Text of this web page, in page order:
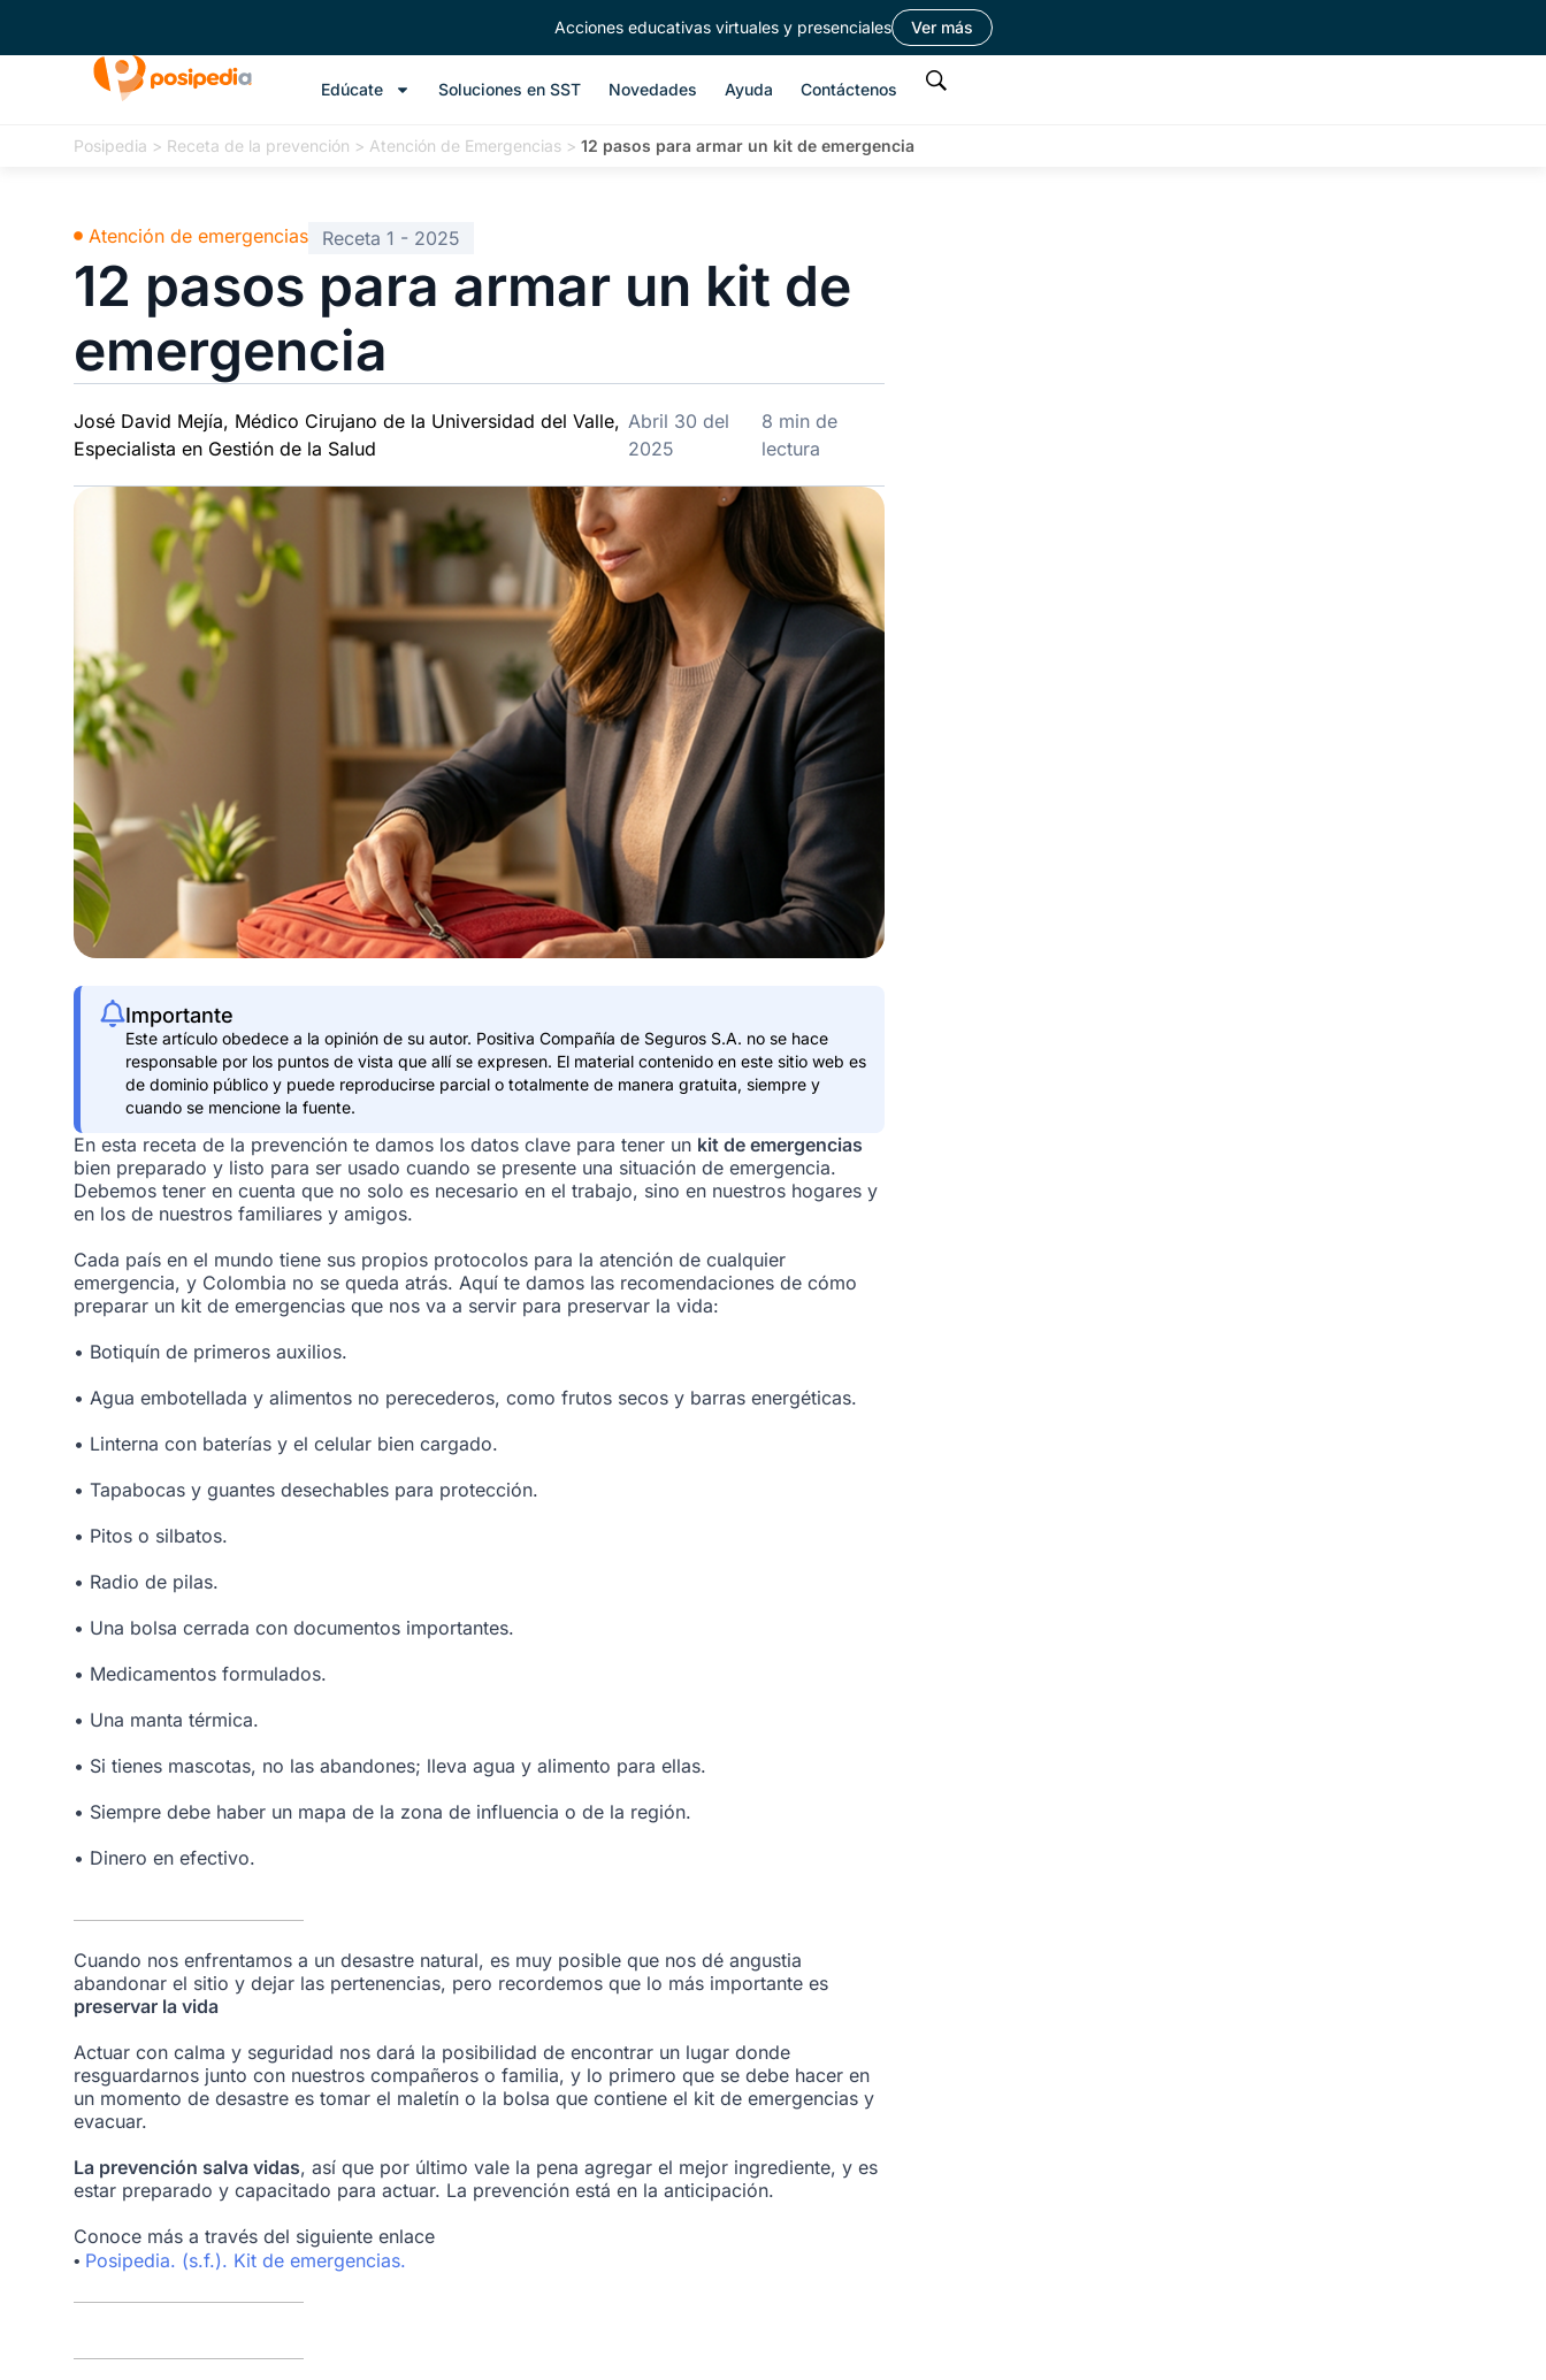
Acciones educativas virtuales y presenciales Ver más
Edúcate Soluciones en SST Novedades Ayuda Contáctenos
Posipedia > Receta de la prevención > Atención de Emergencias > 12 pasos para armar un kit de emergencia
José David Mejía, Médico Cirujano de la Universidad del Valle,
Especialista en Gestión de la Salud
Abril 30 del
2025
8 min de
lectura
Atención de emergencias Receta 1 - 2025
12 pasos para armar un kit de
emergencia
Importante
Este artículo obedece a la opinión de su autor. Positiva Compañía de Seguros S.A. no se hace
responsable por los puntos de vista que allí se expresen. El material contenido en este sitio web es
de dominio público y puede reproducirse parcial o totalmente de manera gratuita, siempre y
cuando se mencione la fuente.
En esta receta de la prevención te damos los datos clave para tener un kit de emergencias
bien preparado y listo para ser usado cuando se presente una situación de emergencia.
Debemos tener en cuenta que no solo es necesario en el trabajo, sino en nuestros hogares y
en los de nuestros familiares y amigos.
Cada país en el mundo tiene sus propios protocolos para la atención de cualquier
emergencia, y Colombia no se queda atrás. Aquí te damos las recomendaciones de cómo
preparar un kit de emergencias que nos va a servir para preservar la vida:
• Botiquín de primeros auxilios.
• Agua embotellada y alimentos no perecederos, como frutos secos y barras energéticas.
• Linterna con baterías y el celular bien cargado.
• Tapabocas y guantes desechables para protección.
• Pitos o silbatos.
• Radio de pilas.
• Una bolsa cerrada con documentos importantes.
• Medicamentos formulados.
• Una manta térmica.
• Si tienes mascotas, no las abandones; lleva agua y alimento para ellas.
• Siempre debe haber un mapa de la zona de influencia o de la región.
• Dinero en efectivo.
Cuando nos enfrentamos a un desastre natural, es muy posible que nos dé angustia
abandonar el sitio y dejar las pertenencias, pero recordemos que lo más importante es
preservar la vida
Actuar con calma y seguridad nos dará la posibilidad de encontrar un lugar donde
resguardarnos junto con nuestros compañeros o familia, y lo primero que se debe hacer en
un momento de desastre es tomar el maletín o la bolsa que contiene el kit de emergencias y
evacuar.
La prevención salva vidas, así que por último vale la pena agregar el mejor ingrediente, y es
estar preparado y capacitado para actuar. La prevención está en la anticipación.
Conoce más a través del siguiente enlace
• Posipedia. (s.f.). Kit de emergencias.